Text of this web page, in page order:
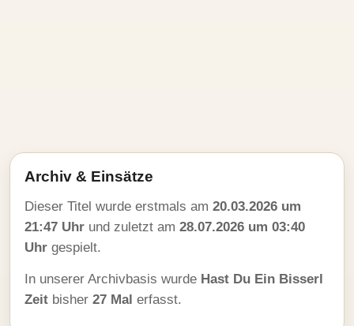
Archiv & Einsätze
Dieser Titel wurde erstmals am 20.03.2026 um
21:47 Uhr und zuletzt am 28.07.2026 um 03:40
Uhr gespielt.
In unserer Archivbasis wurde Hast Du Ein Bisserl
Zeit bisher 27 Mal erfasst.